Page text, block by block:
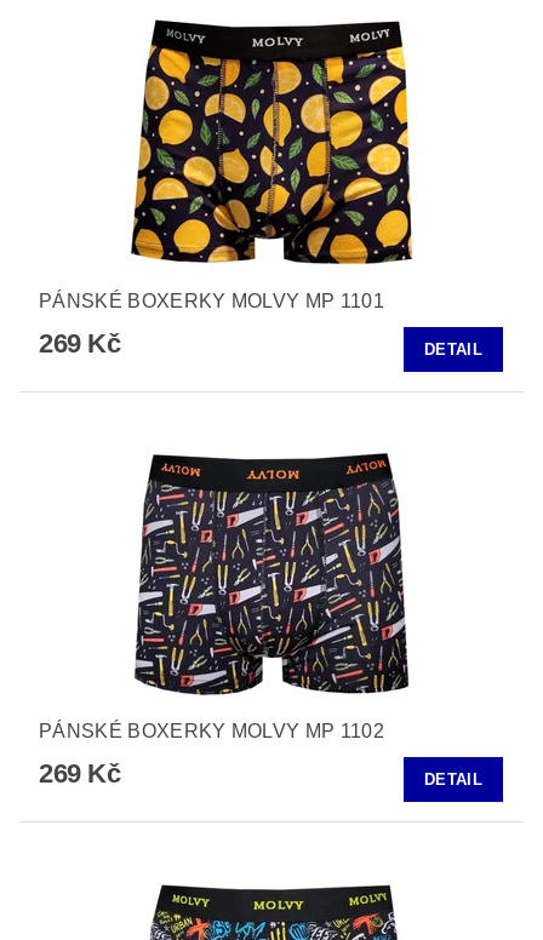
PÁNSKÉ BOXERKY MOLVY MP 1101
269 Kč DETAIL
PÁNSKÉ BOXERKY MOLVY MP 1102
269 Kč DETAIL